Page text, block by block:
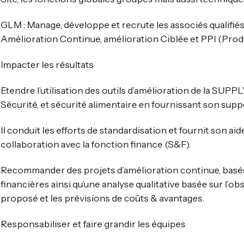
GLM : Manage, développe et recrute les associés
Amélioration Continue, amélioration Ciblée et PPI
Impacter les résultats
Etendre l’utilisation des outils d’amélioration de la
Sécurité, et sécurité alimentaire en fournissant son
Il conduit les efforts de standardisation et fournit son
collaboration avec la fonction finance (S&F).
Recommander des projets d’amélioration continue,
financières ainsi qu’une analyse qualitative basée sur
proposé et les prévisions de coûts & avantages.
Responsabiliser et faire grandir les équipes